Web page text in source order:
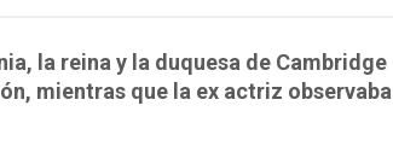
la reina y la duquesa de Cambridge
mientras que la ex actriz observaba